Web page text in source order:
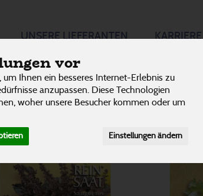
vor
um Ihnen ein besseres Internet-Erlebnis zu
anzupassen. Diese Technologien
woher unsere Besucher kommen oder um
Einstellungen ändern
UNSERE LIEFERANTEN KARRIERE